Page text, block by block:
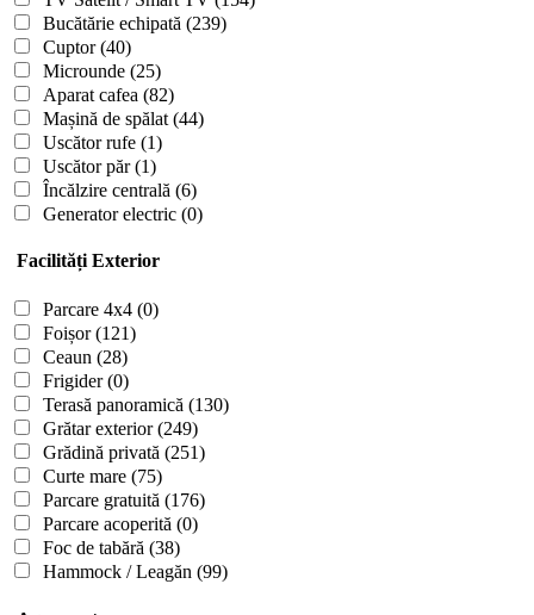
Bucătărie echipată (239)
Cuptor(40)
Microunde (25)
Aparat cafea (82)
Mașină de spălat (44)
Uscător rufe (1)
Uscător păr(1)
Încălzire centrală (6)
Generator electric (0)
Facilități Exterior
Parcare 4x4 (0)
Foișor(121)
Ceaun (28)
Frigider(0)
Terasă panoramică (130)
Grătar exterior(249)
Grădină privată (251)
Curte mare (75)
Parcare gratuită (176)
Parcare acoperită (0)
Foc de tabără (38)
Hammock / Leagăn (99)